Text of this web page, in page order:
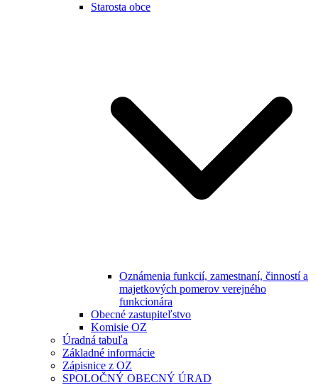
Starosta obce
Oznámenia funkcií, zamestnaní, činností a
majetkových pomerov verejného
funkcionára
Obecné zastupiteľstvo
Komisie OZ
Úradná tabuľa
Základné informácie
Zápisnice z OZ
SPOLOČNÝ OBECNÝ ÚRAD